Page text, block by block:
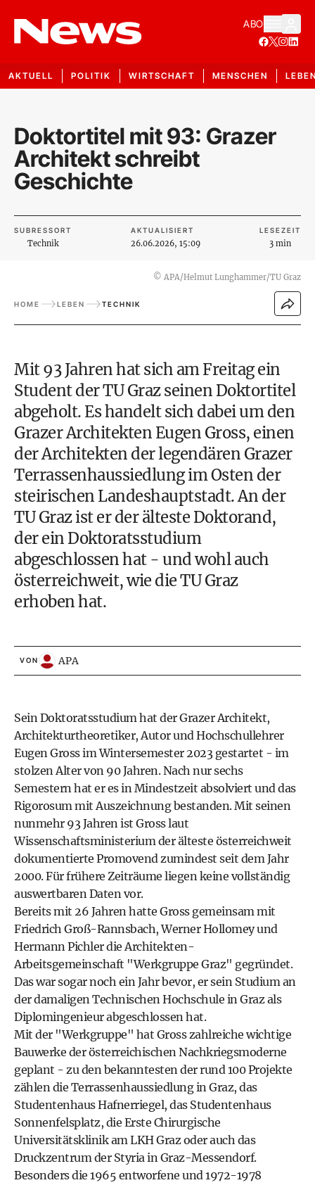
ABO
AKTUELL POLITIK WIRTSCHAFT MENSCHEN
Doktortitel mit 93: Grazer
Architekt schreibt
Geschichte
SUBRESSORT
Technik
AKTUALISIERT
26.06.2026, 15:09
LESEZEIT
3 min
© APA/Helmut Lunghammer/TU Graz
HOME LEBEN TECHNIK
Mit 93 Jahren hat sich am Freitag ein
Student der TU Graz seinen Doktortitel
abgeholt. Es handelt sich dabei um den
Grazer Architekten Eugen Gross, einen
der Architekten der legendären Grazer
Terrassenhaussiedlung im Osten der
steirischen Landeshauptstadt. An der
TU Graz ist er der älteste Doktorand,
der ein Doktoratsstudium
abgeschlossen hat - und wohl auch
österreichweit, wie die TU Graz
erhoben hat.
VON APA
Sein Doktoratsstudium hat der Grazer Architekt,
Architekturtheoretiker, Autor und Hochschullehrer
Eugen Gross im Wintersemester 2023 gestartet - im
stolzen Alter von 90 Jahren. Nach nur sechs
Semestern hat er es in Mindestzeit absolviert und das
Rigorosum mit Auszeichnung bestanden. Mit seinen
nunmehr 93 Jahren ist Gross laut
Wissenschaftsministerium der älteste österreichweit
dokumentierte Promovend zumindest seit dem Jahr
2000. Für frühere Zeiträume liegen keine vollständig
auswertbaren Daten vor.
Bereits mit 26 Jahren hatte Gross gemeinsam mit
Friedrich Groß-Rannsbach, Werner Hollomey und
Hermann Pichler die Architekten-
Arbeitsgemeinschaft "Werkgruppe Graz" gegründet.
Das war sogar noch ein Jahr bevor, er sein Studium an
der damaligen Technischen Hochschule in Graz als
Diplomingenieur abgeschlossen hat.
Mit der "Werkgruppe" hat Gross zahlreiche wichtige
Bauwerke der österreichischen Nachkriegsmoderne
geplant - zu den bekanntesten der rund 100 Projekte
zählen die Terrassenhaussiedlung in Graz, das
Studentenhaus Hafnerriegel, das Studentenhaus
Sonnenfelsplatz, die Erste Chirurgische
Universitätsklinik am LKH Graz oder auch das
Druckzentrum der Styria in Graz-Messendorf.
Besonders die 1965 entworfene und 1972-1978